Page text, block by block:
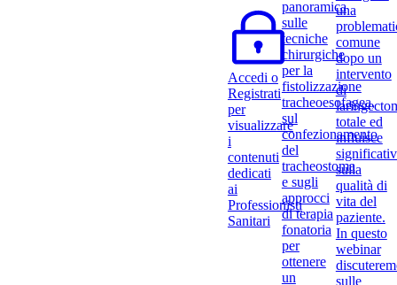
Accedi o
Registrati
per
visualizzare
i
contenuti
dedicati
ai
Professionisti
Sanitari
panoramica
sulle
tecniche
chirurgiche
per la
fistolizzazione
tracheoesofagea,
sul
confezionamento
del
tracheostoma
e sugli
approcci
di terapia
fonatoria
per
ottenere
un
una
comune
dopo un
intervento
di
totale ed
influisce
sulla
qualità di
vita del
paziente.
In questo
webinar
sulle